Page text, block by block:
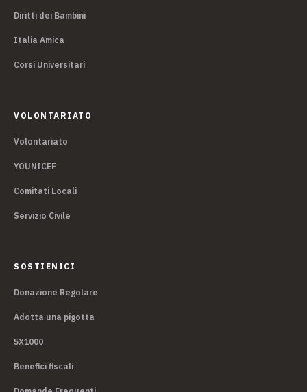
Diritti dei Bambini
Italia Amica
Corsi Universitari
VOLONTARIATO
Volontariato
YOUNICEF
Comitati Locali
Servizio Civile
SOSTIENICI
Donazione Regolare
Adotta una pigotta
5X1000
Benefici fiscali